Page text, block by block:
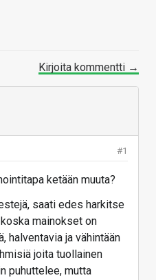
Kirjoita kommentti →
#1
ketään muuta?
saati edes harkitse
mainokset on
halventavia ja vähintään
joita tuollainen
puhuttelee, mutta